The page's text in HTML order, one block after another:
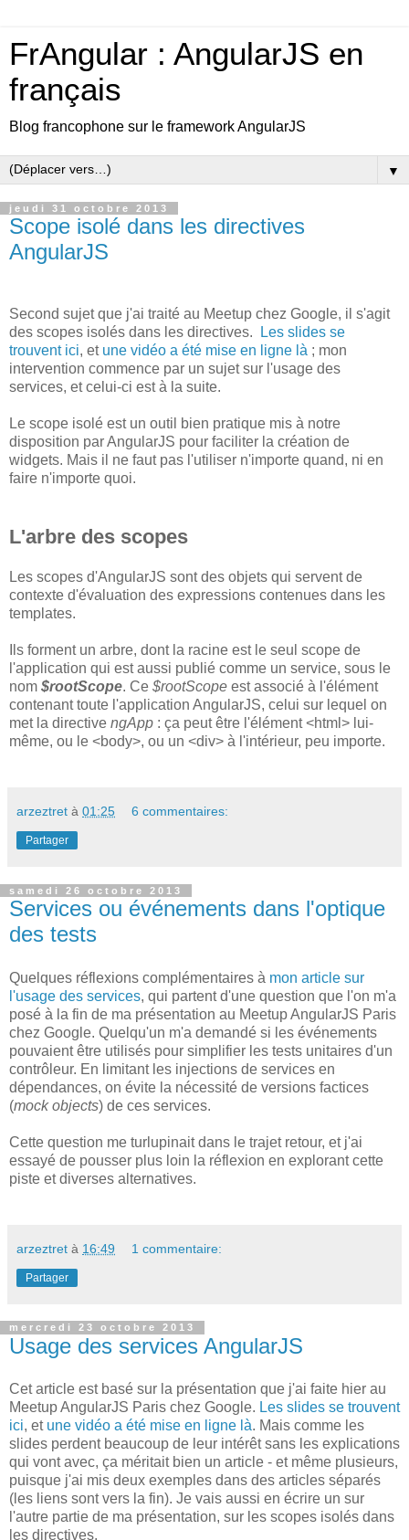
FrAngular : AngularJS en
français
Blog francophone sur le framework AngularJS
▼
jeudi 31 octobre 2013
Scope isolé dans les directives
AngularJS
Second sujet que j'ai traité au Meetup chez Google, il s'agit
des scopes isolés dans les directives.
Les slides se
trouvent ici, et une vidéo a été mise en ligne là ; mon
intervention commence par un sujet sur l'usage des
services, et celui-ci est à la suite.
Le scope isolé est un outil bien pratique mis à notre
disposition par AngularJS pour faciliter la création de
widgets. Mais il ne faut pas l'utiliser n'importe quand, ni en
faire n'importe quoi.
L'arbre des scopes
Les scopes d'AngularJS sont des objets qui servent de
contexte d'évaluation des expressions contenues dans les
templates.
Ils forment un arbre, dont la racine est le seul scope de
l'application qui est aussi publié comme un service, sous le
nom $rootScope. Ce $rootScope est associé à l'élément
contenant toute l'application AngularJS, celui sur lequel on
met la directive ngApp : ça peut être l'élément <html> lui-
même, ou le <body>, ou un <div> à l'intérieur, peu importe.
arzeztret à 01:25 6 commentaires:
Partager
samedi 26 octobre 2013
Services ou événements dans l'optique
des tests
Quelques réflexions complémentaires à mon article sur
l'usage des services, qui partent d'une question que l'on m'a
posé à la fin de ma présentation au Meetup AngularJS Paris
chez Google. Quelqu'un m'a demandé si les événements
pouvaient être utilisés pour simplifier les tests unitaires d'un
contrôleur. En limitant les injections de services en
dépendances, on évite la nécessité de versions factices
(mock objects) de ces services.
Cette question me turlupinait dans le trajet retour, et j'ai
essayé de pousser plus loin la réflexion en explorant cette
piste et diverses alternatives.
arzeztret à 16:49 1 commentaire:
Partager
mercredi 23 octobre 2013
Usage des services AngularJS
Cet article est basé sur la présentation que j'ai faite hier au
Meetup AngularJS Paris chez Google. Les slides se trouvent
ici, et une vidéo a été mise en ligne là. Mais comme les
slides perdent beaucoup de leur intérêt sans les explications
qui vont avec, ça méritait bien un article - et même plusieurs,
puisque j'ai mis deux exemples dans des articles séparés
(les liens sont vers la fin). Je vais aussi en écrire un sur
l'autre partie de ma présentation, sur les scopes isolés dans
les directives.